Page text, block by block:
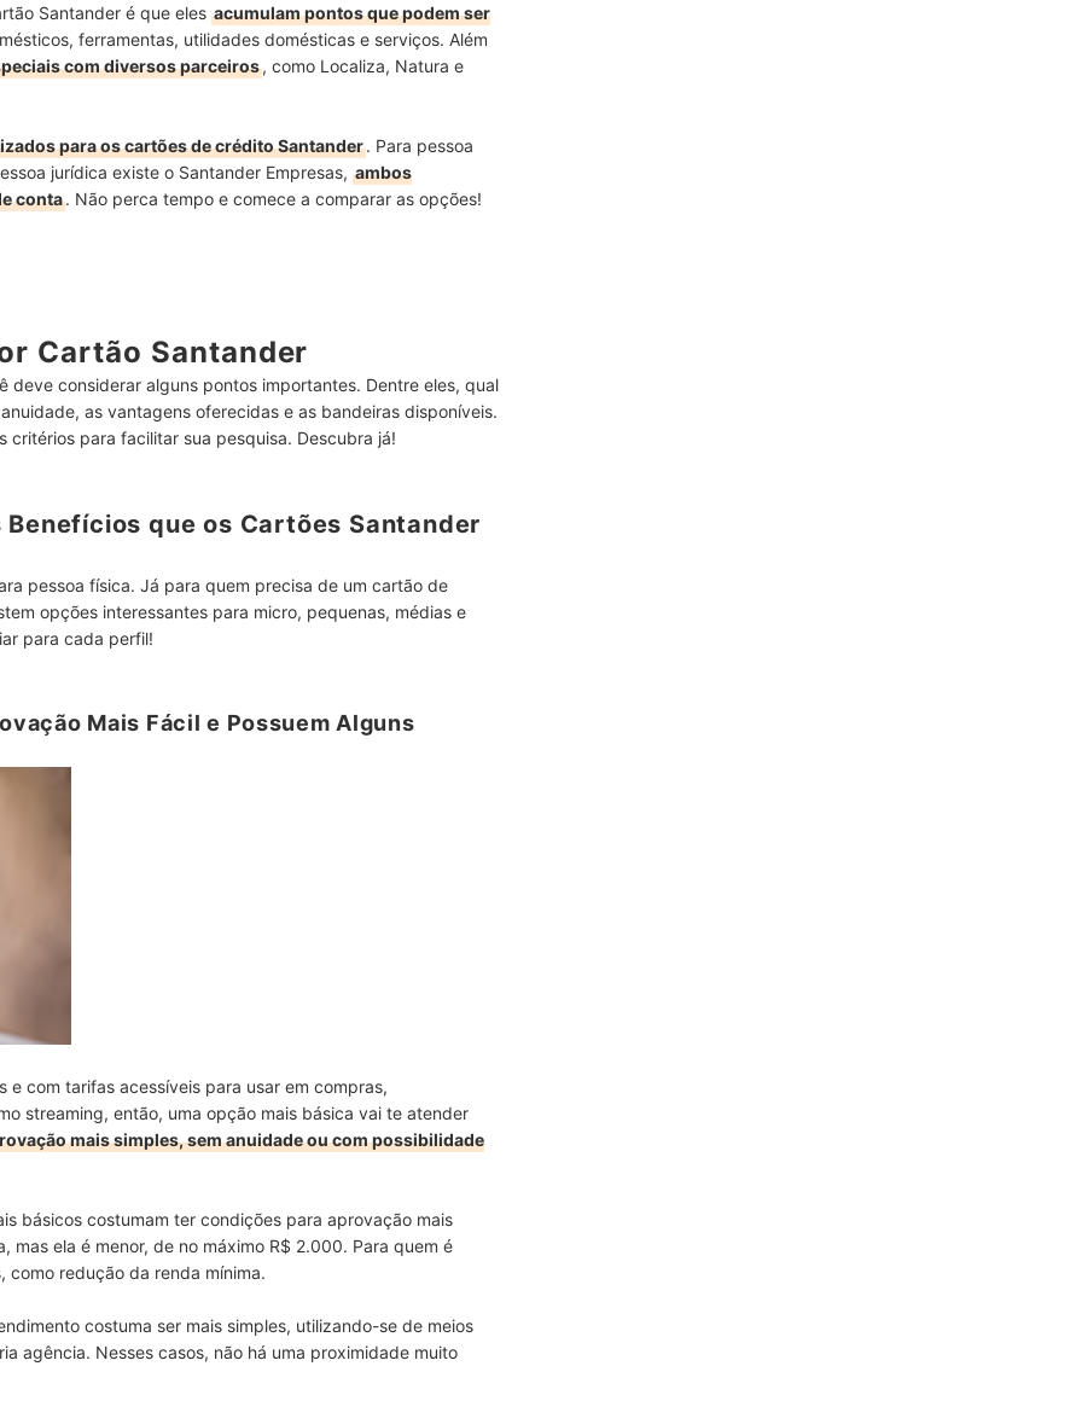
Santander é que eles acumulam pontos que podem ser
ferramentas, utilidades domésticas e serviços. Além
com diversos parceiros, como Localiza, Natura e
para os cartões de crédito Santander. Para pessoa
jurídica existe o Santander Empresas, ambos
conta. Não perca tempo e comece a comparar as opções!
Cartão Santander
deve considerar alguns pontos importantes. Dentre eles, qual
as vantagens oferecidas e as bandeiras disponíveis.
critérios para facilitar sua pesquisa. Descubra já!
Benefícios que os Cartões Santander
pessoa física. Já para quem precisa de um cartão de
opções interessantes para micro, pequenas, médias e
para cada perfil!
Mais Fácil e Possuem Alguns
e com tarifas acessíveis para usar em compras,
streaming, então, uma opção mais básica vai te atender
mais simples, sem anuidade ou com possibilidade
básicos costumam ter condições para aprovação mais
mas ela é menor, de no máximo R$ 2.000. Para quem é
redução da renda mínima.
costuma ser mais simples, utilizando-se de meios
agência. Nesses casos, não há uma proximidade muito